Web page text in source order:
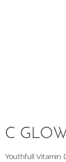
C
Youthfull Vitamin